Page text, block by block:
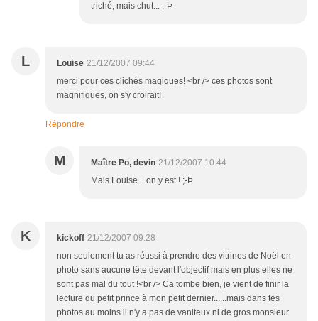
triché, mais chut... ;-Þ
L Louise 21/12/2007 09:44
merci pour ces clichés magiques! <br /> ces photos sont
magnifiques, on s'y croirait!
Répondre
M Maître Po, devin 21/12/2007 10:44
Mais Louise... on y est ! ;-Þ
K kickoff 21/12/2007 09:28
non seulement tu as réussi à prendre des vitrines de Noël en
photo sans aucune tête devant l'objectif mais en plus elles ne
sont pas mal du tout !<br /> Ca tombe bien, je vient de finir la
lecture du petit prince à mon petit dernier......mais dans tes
photos au moins il n'y a pas de vaniteux ni de gros monsieur